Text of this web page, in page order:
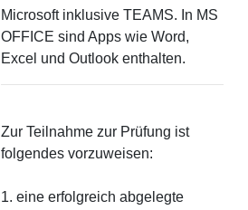
Microsoft inklusive TEAMS. In MS
OFFICE sind Apps wie Word,
Excel und Outlook enthalten.
Zur Teilnahme zur Prüfung ist
folgendes vorzuweisen:
1. eine erfolgreich abgelegte